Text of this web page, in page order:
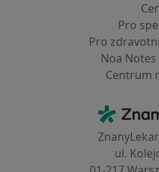
Pro
Pro
Noa Notes
Centrum
ul.